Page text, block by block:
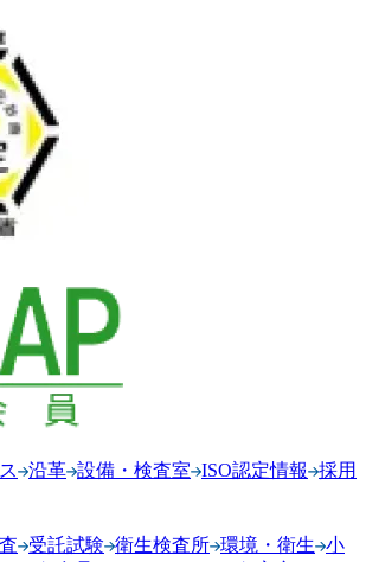
沿革 設備・検査室 ISO認定情報
採用
受託試験 衛生検査所 環境・衛生 小